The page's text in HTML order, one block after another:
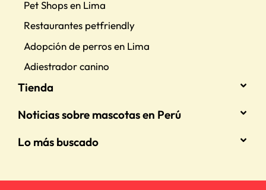
Pet Shops en Lima
Restaurantes petfriendly
Adopción de perros en Lima
Adiestrador canino
Tienda
Noticias sobre mascotas en Perú
Lo más buscado